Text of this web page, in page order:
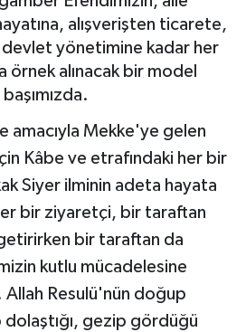
alışverişten ticarete,
yönetimine kadar her
örnek alınacak bir model
amacıyla Mekke'ye gelen
Kâbe ve etrafındaki her bir
Siyer ilminin adeta hayata
bir ziyaretçi, bir taraftan
bir taraftan da
kutlu mücadelesine
Resulü'nün doğup
gezip gördüğü
Hayatı
TV